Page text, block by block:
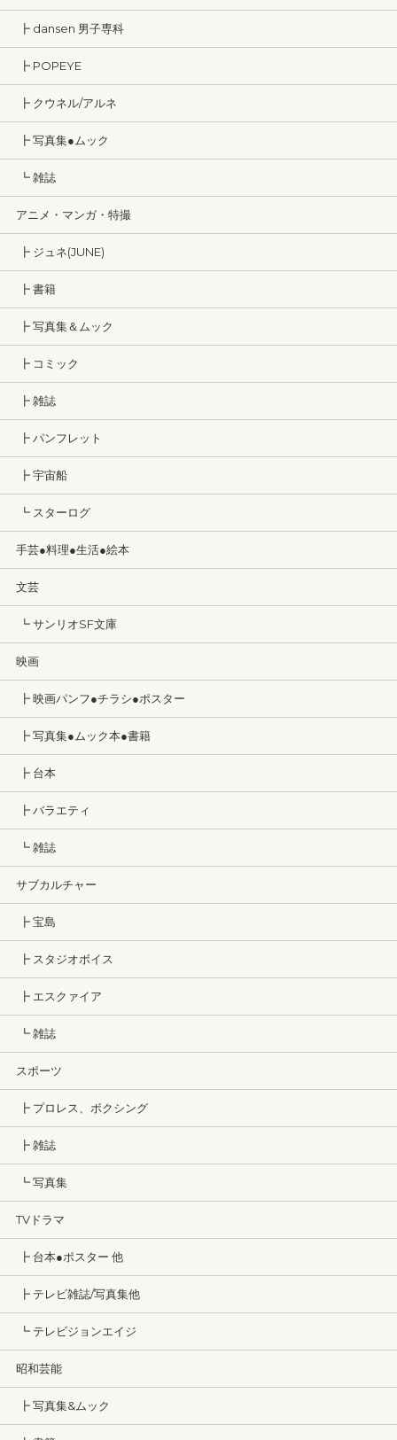
┣ dansen 男子専科
┣ POPEYE
┣ クウネル/アルネ
┣ 写真集●ムック
┗ 雑誌
アニメ・マンガ・特撮
┣ ジュネ(JUNE)
┣ 書籍
┣ 写真集＆ムック
┣ コミック
┣ 雑誌
┣ パンフレット
┣ 宇宙船
┗ スターログ
手芸●料理●生活●絵本
文芸
┗ サンリオSF文庫
映画
┣ 映画パンフ●チラシ●ポスター
┣ 写真集●ムック本●書籍
┣ 台本
┣ バラエティ
┗ 雑誌
サブカルチャー
┣ 宝島
┣ スタジオボイス
┣ エスクァイア
┗ 雑誌
スポーツ
┣ プロレス、ボクシング
┣ 雑誌
┗ 写真集
TVドラマ
┣ 台本●ポスター 他
┣ テレビ雑誌/写真集他
┗ テレビジョンエイジ
昭和芸能
┣ 写真集&ムック